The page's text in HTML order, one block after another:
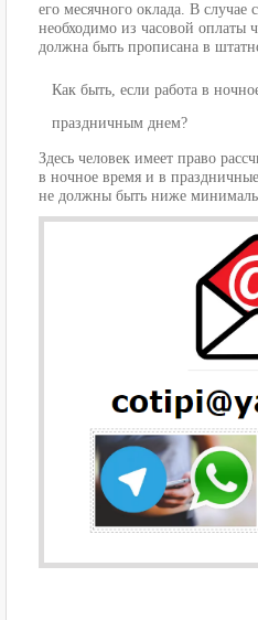
его месячного оклада. В случае
необходимо из часовой оплаты
должна быть прописана в
Как быть, если работа в
праздничным днем?
Здесь человек имеет право
в ночное время и в
не должны быть ниже